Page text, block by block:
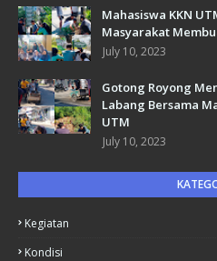
Mahasiswa KKN
Masyarakat
July 10, 2023
Gotong Royong
Labang Bersama
UTM
July 10, 2023
Kegiatan
Kondisi